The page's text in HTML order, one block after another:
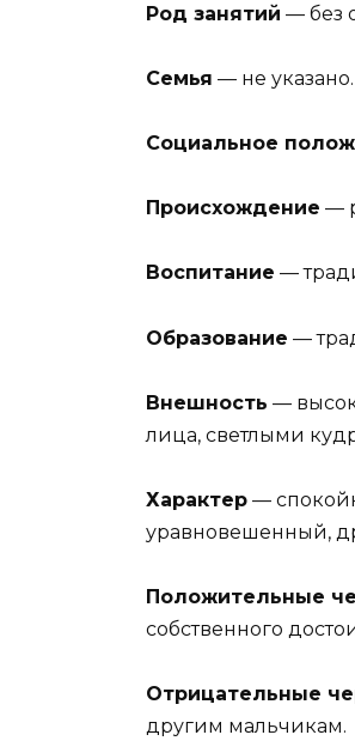
Род занятий — без
Семья — не указано.
Социальное
Происхождение —
Воспитание —
Образование —
Внешность —
лица, светлыми
Характер —
уравновешенный,
Положительные
собственного
Отрицательные
другим мальчикам.